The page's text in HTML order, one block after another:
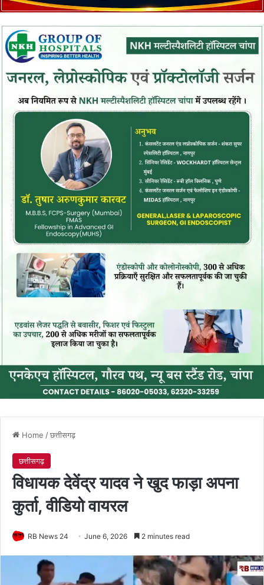
Home /छत्तीसगढ़
छत्तीसगढ़
विधायक देवेंद्र यादव ने खुद फाड़ा अपना
कुर्ता, वीडियो वायरल
RB News 24 June 6, 2026 2 minutes read